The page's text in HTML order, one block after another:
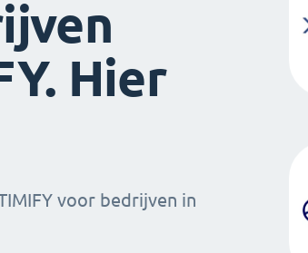
Hier
voor bedrijven in